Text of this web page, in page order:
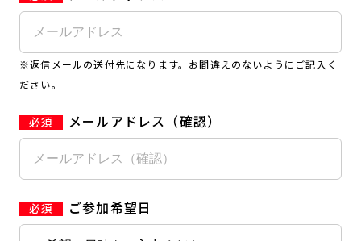
よくあるご質問
※返信メールの送付先になります。お間違えのないようにご記入く
ださい。
メールアドレス（確認）
ご参加希望日